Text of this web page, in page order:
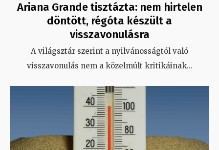
Ariana Grande tisztázta: nem hirtelen
döntött, régóta készült a
visszavonulásra
A világsztár szerint a nyilvánosságtól való
visszavonulás nem a közelmúlt kritikáinak...